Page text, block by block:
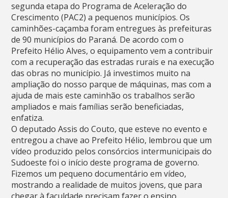
segunda etapa do Programa de Aceleração do
Crescimento (PAC2) a pequenos municípios. Os
caminhões-caçamba foram entregues às prefeituras
de 90 municípios do Paraná. De acordo com o
Prefeito Hélio Alves, o equipamento vem a contribuir
com a recuperação das estradas rurais e na execução
das obras no município. Já investimos muito na
ampliação do nosso parque de máquinas, mas com a
ajuda de mais este caminhão os trabalhos serão
ampliados e mais famílias serão beneficiadas,
enfatiza.
O deputado Assis do Couto, que esteve no evento e
entregou a chave ao Prefeito Hélio, lembrou que um
vídeo produzido pelos consórcios intermunicipais do
Sudoeste foi o início deste programa de governo.
Fizemos um pequeno documentário em vídeo,
mostrando a realidade de muitos jovens, que para